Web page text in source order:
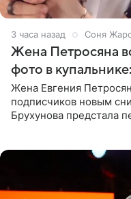
3 часа назад Соня
Жена Петросяна
фото в
Жена Евгения
подписчиков новым
Брухунова предстала